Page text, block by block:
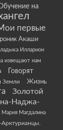
на
первые
Акаши
Илларион
извещают нам
Говорят
Земли
Жизнь
Золотой
Наджа-
Мария Магдалина